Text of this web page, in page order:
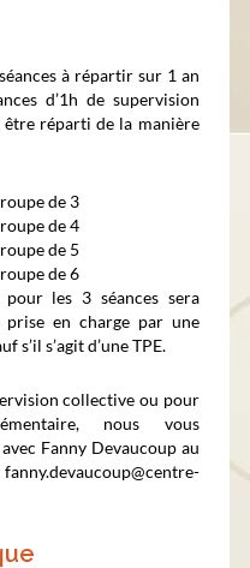
à répartir sur 1 an
d’1h de supervision
réparti de la manière
de 3
de 4
de 5
de 6
les 3 séances sera
en charge par une
s’il s’agit d’une TPE.
collective ou pour
nous vous
Fanny Devaucoup au